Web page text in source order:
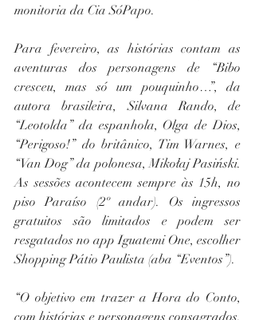
monitoria da Cia SóPapo.
Para fevereiro, as histórias contam as
aventuras dos personagens de “Bibo
cresceu, mas só um pouquinho…”, da
autora brasileira, Silvana Rando, de
“Leotolda” da espanhola, Olga de Dios,
“Perigoso!” do britânico, Tim Warnes, e
“Van Dog” da polonesa, Mikołaj Pasiński.
As sessões acontecem sempre às 15h, no
piso Paraíso (2º andar). Os ingressos
gratuitos são limitados e podem ser
resgatados no app Iguatemi One, escolher
Shopping Pátio Paulista (aba “Eventos”).
“O objetivo em trazer a Hora do Conto,
com histórias e personagens consagrados,